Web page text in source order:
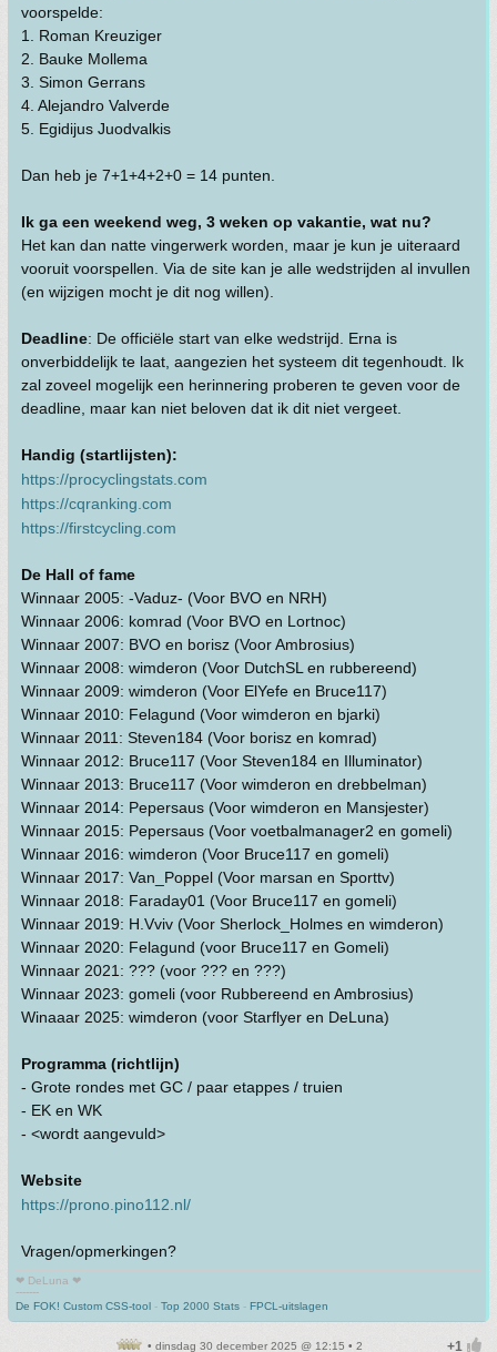
voorspelde:
1. Roman Kreuziger
2. Bauke Mollema
3. Simon Gerrans
4. Alejandro Valverde
5. Egidijus Juodvalkis
Dan heb je 7+1+4+2+0 = 14 punten.
Ik ga een weekend weg, 3 weken op vakantie, wat nu?
Het kan dan natte vingerwerk worden, maar je kun je uiteraard
vooruit voorspellen. Via de site kan je alle wedstrijden al invullen
(en wijzigen mocht je dit nog willen).
Deadline: De officiële start van elke wedstrijd. Erna is
onverbiddelijk te laat, aangezien het systeem dit tegenhoudt. Ik
zal zoveel mogelijk een herinnering proberen te geven voor de
deadline, maar kan niet beloven dat ik dit niet vergeet.
Handig (startlijsten):
https://procyclingstats.com
https://cqranking.com
https://firstcycling.com
De Hall of fame
Winnaar 2005: -Vaduz- (Voor BVO en NRH)
Winnaar 2006: komrad (Voor BVO en Lortnoc)
Winnaar 2007: BVO en borisz (Voor Ambrosius)
Winnaar 2008: wimderon (Voor DutchSL en rubbereend)
Winnaar 2009: wimderon (Voor ElYefe en Bruce117)
Winnaar 2010: Felagund (Voor wimderon en bjarki)
Winnaar 2011: Steven184 (Voor borisz en komrad)
Winnaar 2012: Bruce117 (Voor Steven184 en Illuminator)
Winnaar 2013: Bruce117 (Voor wimderon en drebbelman)
Winnaar 2014: Pepersaus (Voor wimderon en Mansjester)
Winnaar 2015: Pepersaus (Voor voetbalmanager2 en gomeli)
Winnaar 2016: wimderon (Voor Bruce117 en gomeli)
Winnaar 2017: Van_Poppel (Voor marsan en Sporttv)
Winnaar 2018: Faraday01 (Voor Bruce117 en gomeli)
Winnaar 2019: H.Vviv (Voor Sherlock_Holmes en wimderon)
Winnaar 2020: Felagund (voor Bruce117 en Gomeli)
Winnaar 2021: ??? (voor ??? en ???)
Winnaar 2023: gomeli (voor Rubbereend en Ambrosius)
Winaaar 2025: wimderon (voor Starflyer en DeLuna)
Programma (richtlijn)
- Grote rondes met GC / paar etappes / truien
- EK en WK
- <wordt aangevuld>
Website
https://prono.pino112.nl/
Vragen/opmerkingen?
❤ DeLuna ❤
-------
De FOK! Custom CSS-tool - Top 2000 Stats - FPCL-uitslagen
• dinsdag 30 december 2025 @ 12:15 • 2